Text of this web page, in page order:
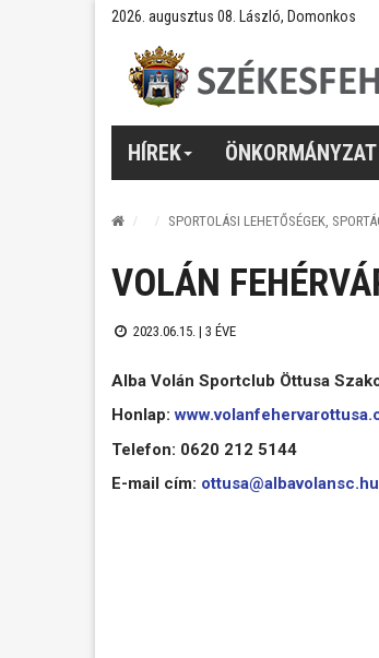
2026. augusztus 08. László, Domonkos
HÍREK ÖNKORMÁNYZAT
SPORTOLÁSI LEHETŐSÉGEK,
VOLÁN
2023.06.15. | 3 ÉVE
Alba Volán Sportclub Öttusa
Honlap:
Telefon: 0620 212 5144
E-mail cím: ottusa@albavolansc.hu